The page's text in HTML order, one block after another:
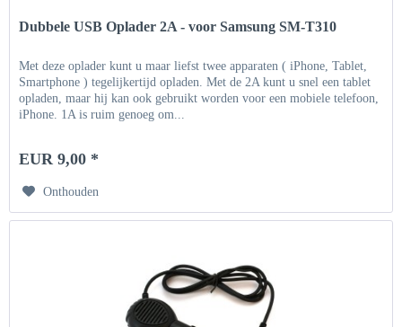
Dubbele USB Oplader 2A - voor Samsung SM-T310
Met deze oplader kunt u maar liefst twee apparaten ( iPhone, Tablet,
Smartphone ) tegelijkertijd opladen. Met de 2A kunt u snel een tablet
opladen, maar hij kan ook gebruikt worden voor een mobiele telefoon,
iPhone. 1A is ruim genoeg om...
EUR 9,00 *
Onthouden